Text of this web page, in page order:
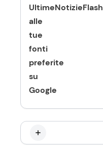
UltimeNotizieFlash
alle
tue
fonti
preferite
su
Google